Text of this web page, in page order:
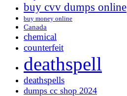
buy cvv dumps online
buy money online
Canada
chemical
counterfeit
deathspell
deathspells
dumps cc shop 2024